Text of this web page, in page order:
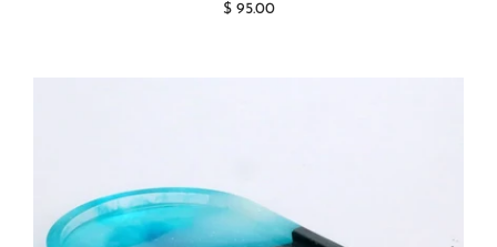
$ 95.00